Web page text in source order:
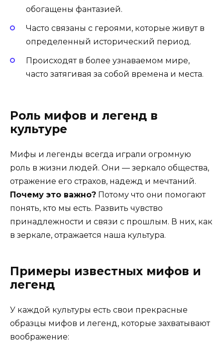
обогащены фантазией.
Часто связаны с героями, которые живут в
определенный исторический период.
Происходят в более узнаваемом мире,
часто затягивая за собой времена и места.
Роль мифов и легенд в
культуре
Мифы и легенды всегда играли огромную
роль в жизни людей. Они — зеркало общества,
отражение его страхов, надежд и мечтаний.
Почему это важно? Потому что они помогают
понять, кто мы есть. Развить чувство
принадлежности и связи с прошлым. В них, как
в зеркале, отражается наша культура.
Примеры известных мифов и
легенд
У каждой культуры есть свои прекрасные
образцы мифов и легенд, которые захватывают
воображение: